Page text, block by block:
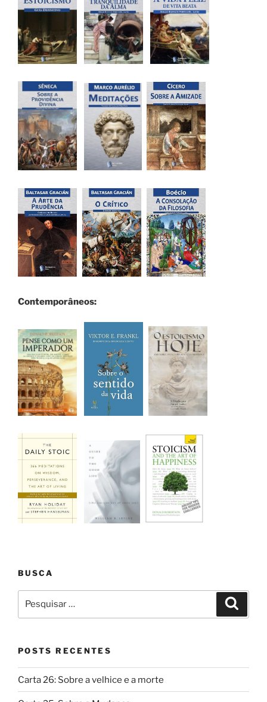
Contemporâneos:
BUSCA
por:
POSTS RECENTES
Carta 26: Sobre a velhice e a morte